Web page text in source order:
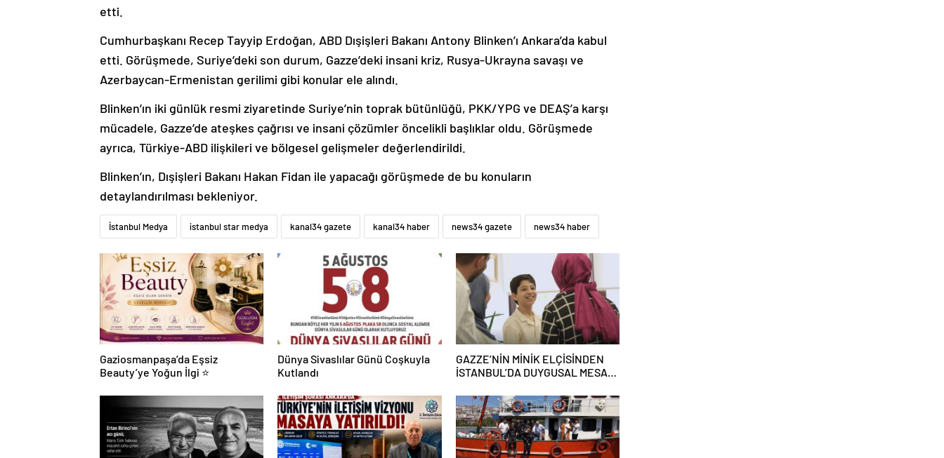
etti.
Cumhurbaşkanı Recep Tayyip Erdoğan, ABD Dışişleri Bakanı Antony Blinken’ı Ankara’da kabul
etti. Görüşmede, Suriye’deki son durum, Gazze’deki insani kriz, Rusya-Ukrayna savaşı ve
Azerbaycan-Ermenistan gerilimi gibi konular ele alındı.
Blinken’ın iki günlük resmi ziyaretinde Suriye’nin toprak bütünlüğü, PKK/YPG ve DEAŞ’a karşı
mücadele, Gazze’de ateşkes çağrısı ve insani çözümler öncelikli başlıklar oldu. Görüşmede
ayrıca, Türkiye-ABD ilişkileri ve bölgesel gelişmeler değerlendirildi.
Blinken’ın, Dışişleri Bakanı Hakan Fidan ile yapacağı görüşmede de bu konuların
detaylandırılması bekleniyor.
İstanbul Medya istanbul star medya kanal34 gazete kanal34 haber news34 gazete news34 haber
Gaziosmanpaşa’da Eşsiz
Beauty’ye Yoğun İlgi ⭐
Dünya Sivaslılar Günü Coşkuyla
Kutlandı
GAZZE’NİN MİNİK ELÇİSİNDEN
İSTANBUL’DA DUYGUSAL MESAJ: